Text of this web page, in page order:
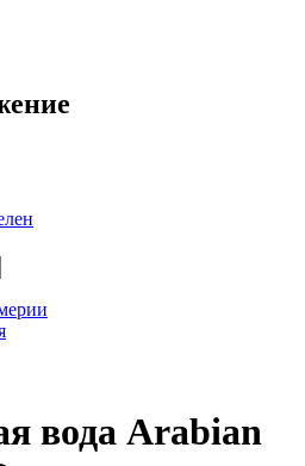
вода Arabian